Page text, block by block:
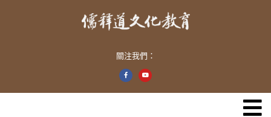
關注我們：